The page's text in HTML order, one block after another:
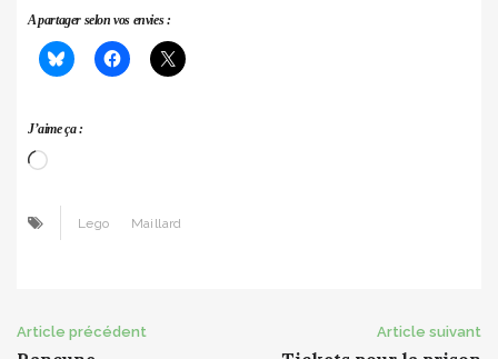
A partager selon vos envies :
J’aime ça :
Chargement…
Lego Maillard
Post
Article précédent Article suivant